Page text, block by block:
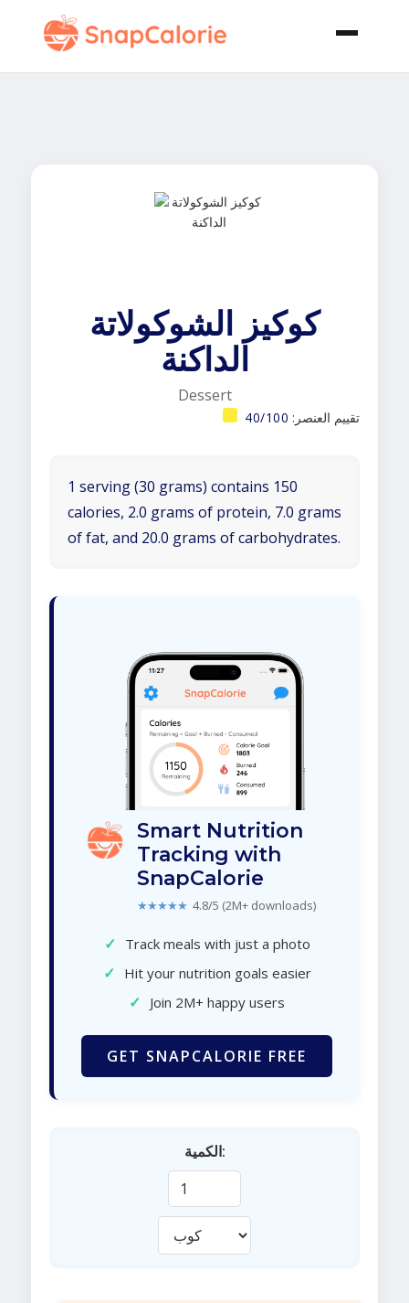
كوكيز الشوكولاتة
الداكنة
Dessert
تقييم العنصر: 40/100
1 serving (30 grams) contains 150
calories, 2.0 grams of protein, 7.0 grams
of fat, and 20.0 grams of carbohydrates.
Smart Nutrition
Tracking with
SnapCalorie
★★★★★ 4.8/5 (2M+ downloads)
✓ Track meals with just a photo
✓ Hit your nutrition goals easier
✓ Join 2M+ happy users
GET SNAPCALORIE FREE
الكمية: